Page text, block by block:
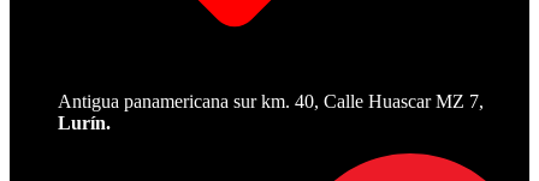
Antigua panamericana sur km. 40, Calle Huascar MZ 7,
Lurín.